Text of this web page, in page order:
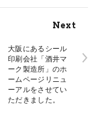
大阪にあるシール
印刷会社「酒井マ
ーク製造所」のホ
ームページリニュ
ーアルをさせてい
ただきました。
Next